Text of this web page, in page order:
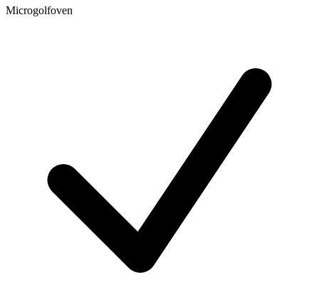
Microgolfoven